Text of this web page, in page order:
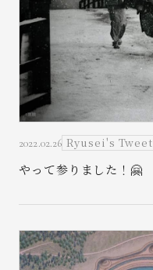
2022.02.26 Ryusei's Tweet
やって参りました！🤗